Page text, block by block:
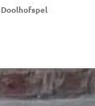
Doolhofspel